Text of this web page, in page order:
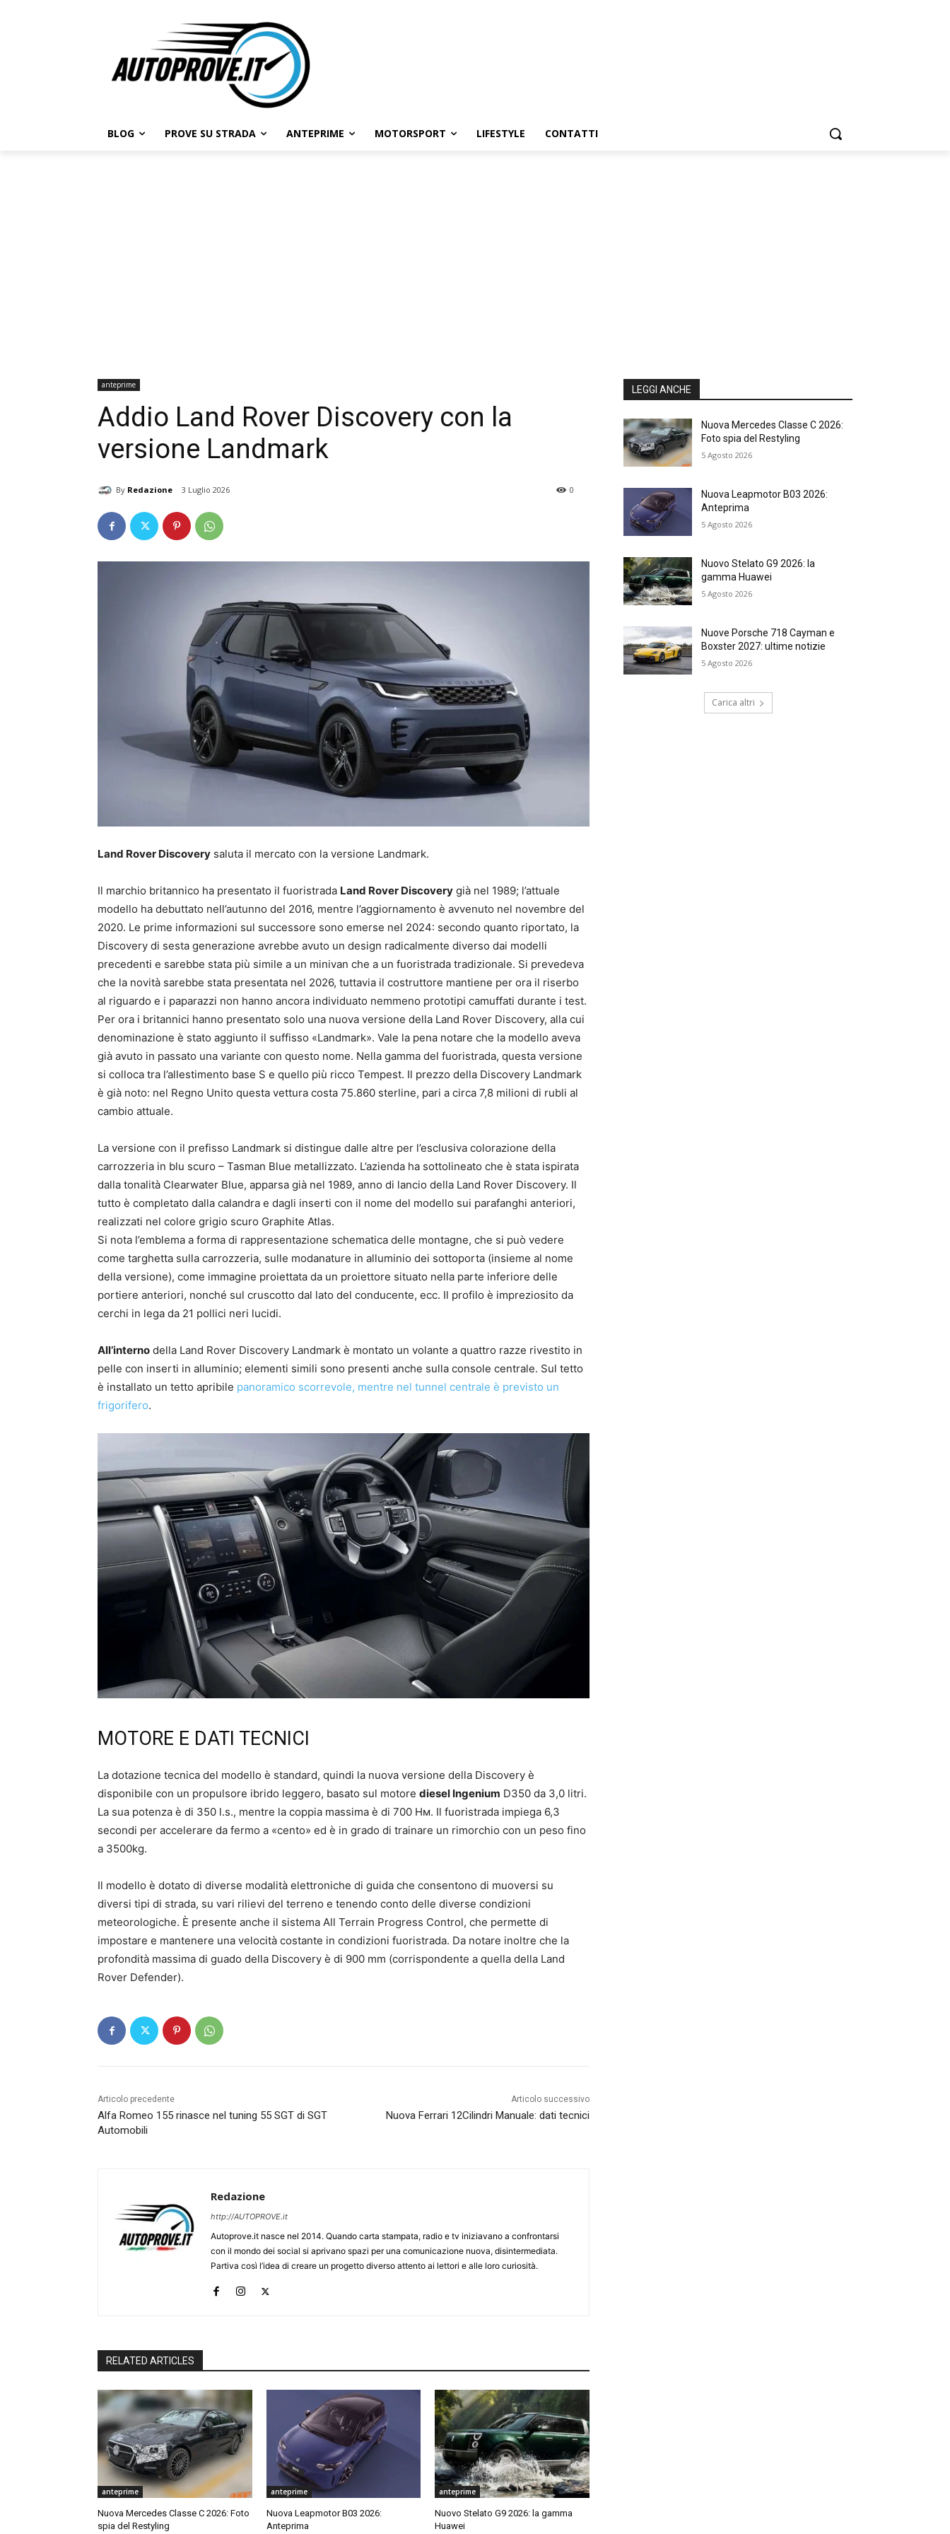
BLOG PROVE SU STRADA ANTEPRIME MOTORSPORT LIFESTYLE CONTATTI
anteprime
Addio Land Rover Discovery con la
versione Landmark
By Redazione 3 Luglio 2026 0
Land Rover Discovery saluta il mercato con la versione Landmark.
Il marchio britannico ha presentato il fuoristrada Land Rover Discovery già nel 1989; l’attuale
modello ha debuttato nell’autunno del 2016, mentre l’aggiornamento è avvenuto nel novembre del
2020. Le prime informazioni sul successore sono emerse nel 2024: secondo quanto riportato, la
Discovery di sesta generazione avrebbe avuto un design radicalmente diverso dai modelli
precedenti e sarebbe stata più simile a un minivan che a un fuoristrada tradizionale. Si prevedeva
che la novità sarebbe stata presentata nel 2026, tuttavia il costruttore mantiene per ora il riserbo
al riguardo e i paparazzi non hanno ancora individuato nemmeno prototipi camuffati durante i test.
Per ora i britannici hanno presentato solo una nuova versione della Land Rover Discovery, alla cui
denominazione è stato aggiunto il suffisso «Landmark». Vale la pena notare che la modello aveva
già avuto in passato una variante con questo nome. Nella gamma del fuoristrada, questa versione
si colloca tra l’allestimento base S e quello più ricco Tempest. Il prezzo della Discovery Landmark
è già noto: nel Regno Unito questa vettura costa 75.860 sterline, pari a circa 7,8 milioni di rubli al
cambio attuale.
La versione con il prefisso Landmark si distingue dalle altre per l’esclusiva colorazione della
carrozzeria in blu scuro – Tasman Blue metallizzato. L’azienda ha sottolineato che è stata ispirata
dalla tonalità Clearwater Blue, apparsa già nel 1989, anno di lancio della Land Rover Discovery. Il
tutto è completato dalla calandra e dagli inserti con il nome del modello sui parafanghi anteriori,
realizzati nel colore grigio scuro Graphite Atlas.
Si nota l’emblema a forma di rappresentazione schematica delle montagne, che si può vedere
come targhetta sulla carrozzeria, sulle modanature in alluminio dei sottoporta (insieme al nome
della versione), come immagine proiettata da un proiettore situato nella parte inferiore delle
portiere anteriori, nonché sul cruscotto dal lato del conducente, ecc. Il profilo è impreziosito da
cerchi in lega da 21 pollici neri lucidi.
All’interno della Land Rover Discovery Landmark è montato un volante a quattro razze rivestito in
pelle con inserti in alluminio; elementi simili sono presenti anche sulla console centrale. Sul tetto
è installato un tetto apribile panoramico scorrevole, mentre nel tunnel centrale è previsto un
frigorifero.
MOTORE E DATI TECNICI
La dotazione tecnica del modello è standard, quindi la nuova versione della Discovery è
disponibile con un propulsore ibrido leggero, basato sul motore diesel Ingenium D350 da 3,0 litri.
La sua potenza è di 350 l.s., mentre la coppia massima è di 700 Нм. Il fuoristrada impiega 6,3
secondi per accelerare da fermo a «cento» ed è in grado di trainare un rimorchio con un peso fino
a 3500kg.
Il modello è dotato di diverse modalità elettroniche di guida che consentono di muoversi su
diversi tipi di strada, su vari rilievi del terreno e tenendo conto delle diverse condizioni
meteorologiche. È presente anche il sistema All Terrain Progress Control, che permette di
impostare e mantenere una velocità costante in condizioni fuoristrada. Da notare inoltre che la
profondità massima di guado della Discovery è di 900 mm (corrispondente a quella della Land
Rover Defender).
Articolo precedente
Alfa Romeo 155 rinasce nel tuning 55 SGT di SGT
Automobili
Articolo successivo
Nuova Ferrari 12Cilindri Manuale: dati tecnici
Redazione
http://AUTOPROVE.it
Autoprove.it nasce nel 2014. Quando carta stampata, radio e tv iniziavano a confrontarsi
con il mondo dei social si aprivano spazi per una comunicazione nuova, disintermediata.
Partiva così l’idea di creare un progetto diverso attento ai lettori e alle loro curiosità.
RELATED ARTICLES
anteprime
Nuova Mercedes Classe C 2026: Foto
spia del Restyling
anteprime
Nuova Leapmotor B03 2026:
Anteprima
anteprime
Nuovo Stelato G9 2026: la gamma
Huawei
LEGGI ANCHE
Nuova Mercedes Classe C 2026:
Foto spia del Restyling
5 Agosto 2026
Nuova Leapmotor B03 2026:
Anteprima
5 Agosto 2026
Nuovo Stelato G9 2026: la
gamma Huawei
5 Agosto 2026
Nuove Porsche 718 Cayman e
Boxster 2027: ultime notizie
5 Agosto 2026
Carica altri